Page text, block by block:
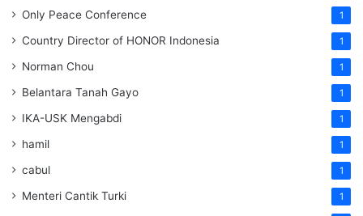
Only Peace Conference 1
Country Director of HONOR Indonesia 1
Norman Chou 1
Belantara Tanah Gayo 1
IKA-USK Mengabdi 1
hamil 1
cabul 1
Menteri Cantik Turki 1